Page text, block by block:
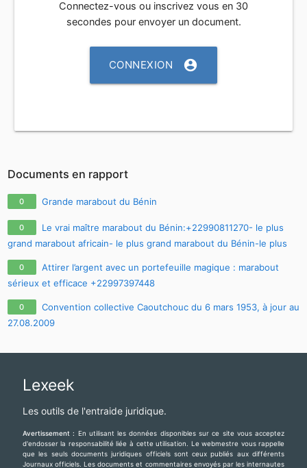
Connectez-vous ou inscrivez vous en 30
secondes pour envoyer un document.
CONNEXION account_circle
Documents en rapport
0 Grande marabout du Bénin
0
Le vrai maître marabout du Bénin:+22990811270- le plus
grand marabout africain- le plus grand marabout du Bénin-le plus
grand marabout du monde
0
Attirer l’argent avec un portefeuille magique : marabout
sérieux et efficace +22997397448
0
Convention collective Caoutchouc du 6 mars 1953, à jour au
27.08.2009
Lexeek
Les outils de l'entraide juridique.
Avertissement : En utilisant les données disponibles sur ce site vous acceptez
d'endosser la responsabilité liée à cette utilisation. Le webmestre vous rappelle
que les seuls documents juridiques officiels sont ceux publiés aux différents
Journaux officiels. Les documents et commentaires envoyés par les internautes